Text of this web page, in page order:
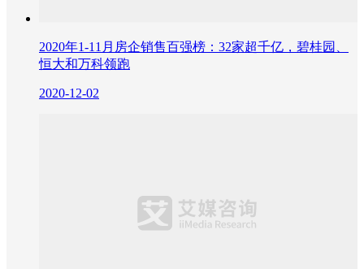
2020年1-11月房企销售百强榜：32家超千亿，碧桂园、
恒大和万科领跑
2020-12-02